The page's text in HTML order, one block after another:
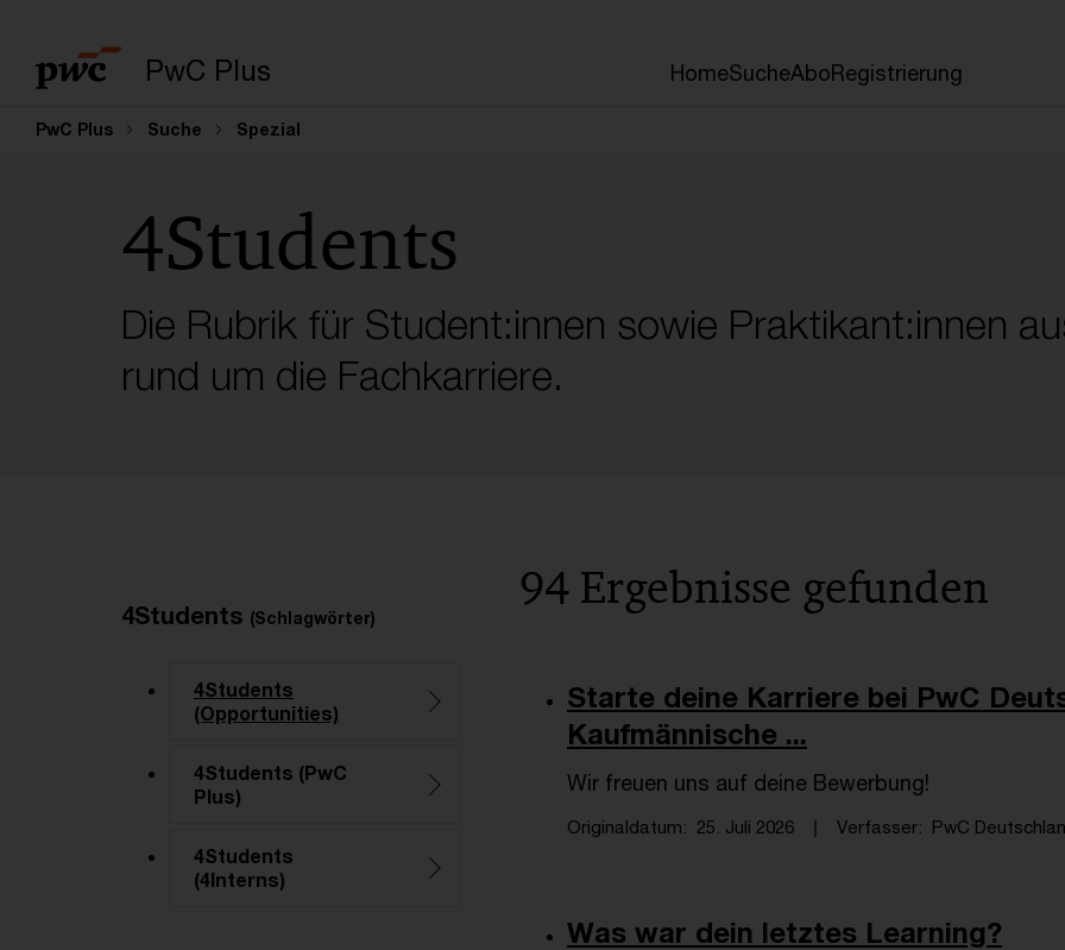
PwC Plus HomeSucheAboRegistrierung
PwC Plus Suche Spezial
4Students
Die Rubrik für Student:innen sowie Praktikant:innen
rund um die Fachkarriere.
94 Ergebnisse gefunden
Starte deine Karriere bei PwC
Kaufmännische ...
Wir freuen uns auf deine Bewerbung!
Originaldatum 25. Juli 2026 Verfasser PwC
Was war dein letztes Learning?
4Students (Schlagwörter)
4Students
(Opportunities)
4Students (PwC
Plus)
4Students
(4Interns)